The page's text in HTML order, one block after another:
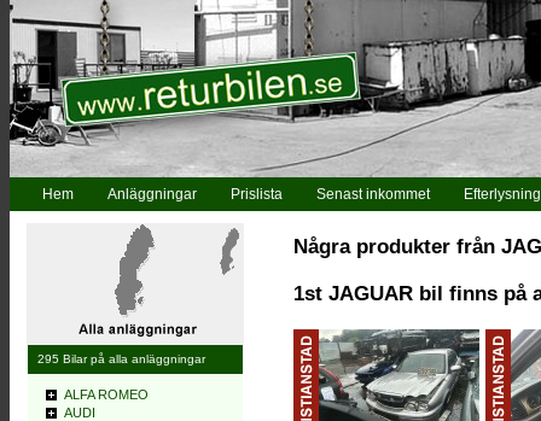
Hem Anläggningar Prislista Senast inkommet Efterlysning
Några produkter från
1st JAGUAR bil finns på
295 Bilar på alla anläggningar
ALFA ROMEO
AUDI